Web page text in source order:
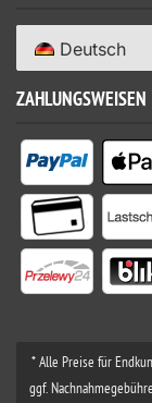
Deutsch
ZAHLUNGSWEISEN
* Alle Preise für
ggf.